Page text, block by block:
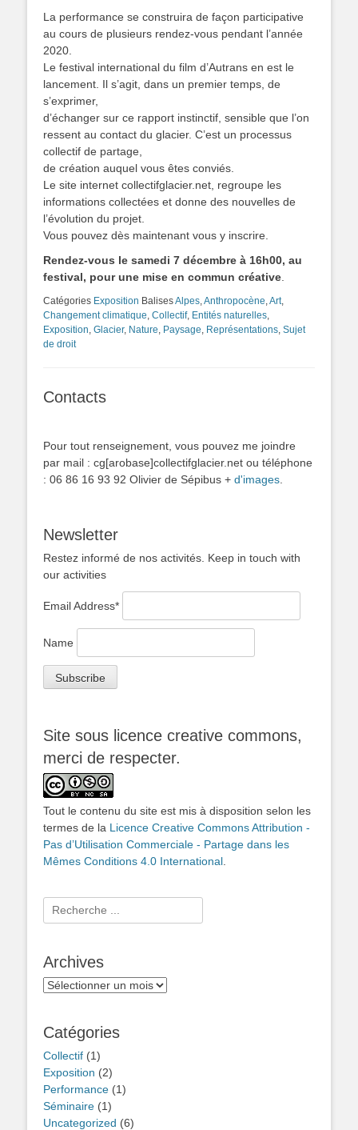
La performance se construira de façon participative
au cours de plusieurs rendez-vous pendant l’année
2020.
Le festival international du film d’Autrans en est le
lancement. Il s’agit, dans un premier temps, de
s’exprimer,
d’échanger sur ce rapport instinctif, sensible que l’on
ressent au contact du glacier. C’est un processus
collectif de partage,
de création auquel vous êtes conviés.
Le site internet collectifglacier.net, regroupe les
informations collectées et donne des nouvelles de
l’évolution du projet.
Vous pouvez dès maintenant vous y inscrire.
Rendez-vous le samedi 7 décembre à 16h00, au
festival, pour une mise en commun créative
Catégories Exposition BalisesAlpes,Anthropocène,Art,
Changement climatique, Collectif, Entités naturelles,
Exposition, Glacier, Nature, Paysage, Représentations, Sujet
de droit
Contacts
Pour tout renseignement, vous pouvez me joindre
par mail : cg[arobase]collectifglacier.net ou téléphone
: 06 86 16 93 92 Olivier de Sépibus + d'images
Newsletter
Restez informé de nos activités. Keep in touch with
our activities
Email Address*
Name
Site sous licence creative commons,
merci de respecter.
Tout le contenu du site est mis à disposition selon les
termes de la Licence Creative Commons Attribution -
Pas d’Utilisation Commerciale - Partage dans les
Mêmes Conditions 4.0 International
Rechercher :
Archives
Archives
Catégories
Collectif (1)
Exposition (2)
Performance (1)
Séminaire (1)
Uncategorized (6)